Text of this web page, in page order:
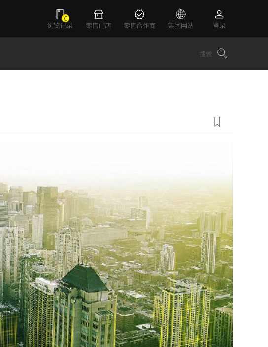
0
浏览记录
零售门店 零售合作商 集团网站 登录